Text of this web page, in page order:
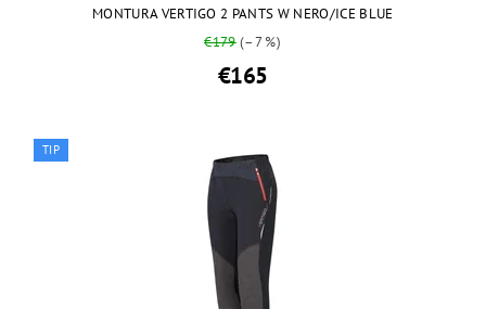
MONTURA VERTIGO 2 PANTS W NERO/ICE BLUE
€179(–7 %)
€165
TIP